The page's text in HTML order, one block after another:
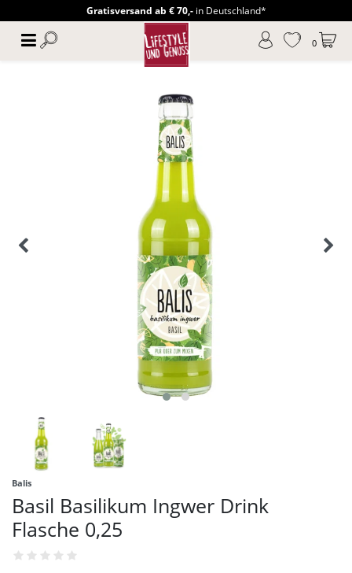
Gratisversand ab € 70,-in Deutschland*
0
Balis
Basil Basilikum Ingwer Drink
Flasche 0,25